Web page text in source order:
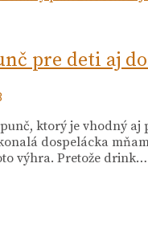
pre deti aj
ktorý je vhodný aj
dospelácka
výhra. Pretože drink…